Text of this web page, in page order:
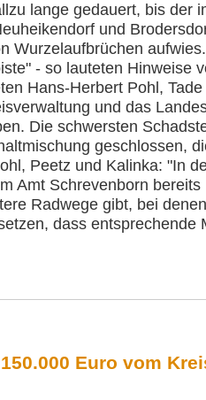
lange gedauert, bis der
und
Wurzelaufbrüchen
- so lauteten Hinweise
Hans-Herbert Pohl,
und das
Die schwersten
geschlossen,
Peetz und Kalinka: "In
Amt Schrevenborn
Radwege gibt, bei
dass entsprechende
Euro vom